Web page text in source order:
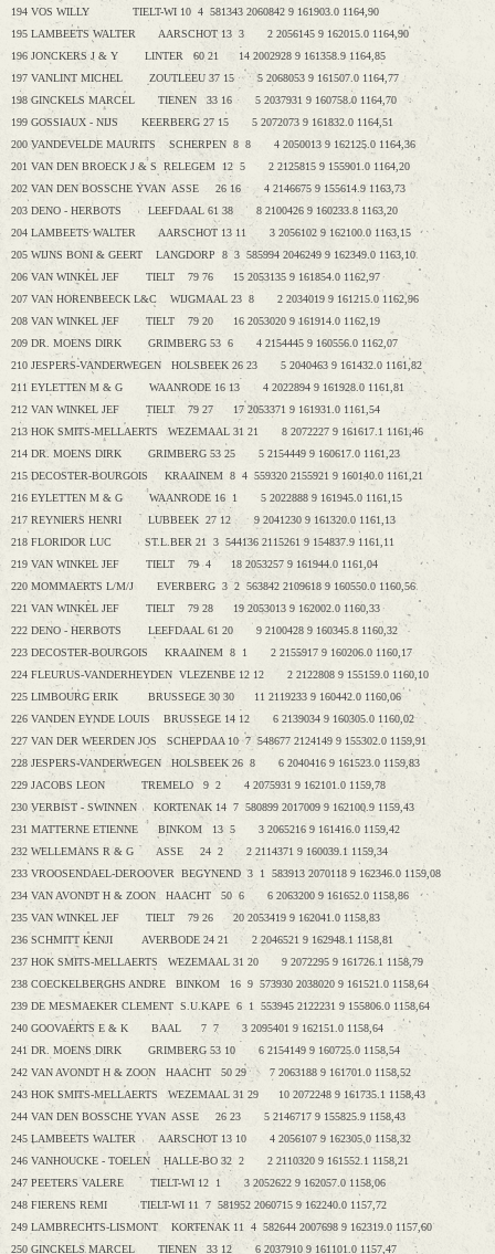
194 VOS WILLY TIELT-WI 10 4 581343 2060842 9 161903.0 1164,90
195 LAMBEETS WALTER AARSCHOT 13 3 2 2056145 9 162015.0 1164,90
196 JONCKERS J & Y LINTER 60 21 14 2002928 9 161358.9 1164,85
197 VANLINT MICHEL ZOUTLEEU 37 15 5 2068053 9 161507.0 1164,77
198 GINCKELS MARCEL TIENEN 33 16 5 2037931 9 160758.0 1164,70
199 GOSSIAUX - NIJS KEERBERG 27 15 5 2072073 9 161832.0 1164,51
200 VANDEVELDE MAURITS SCHERPEN 8 8 4 2050013 9 162125.0 1164,36
201 VAN DEN BROECK J & S RELEGEM 12 5 2 2125815 9 155901.0 1164,20
202 VAN DEN BOSSCHE YVAN ASSE 26 16 4 2146675 9 155614.9 1163,73
203 DENO - HERBOTS LEEFDAAL 61 38 8 2100426 9 160233.8 1163,20
204 LAMBEETS WALTER AARSCHOT 13 11 3 2056102 9 162100.0 1163,15
205 WIJNS BONI & GEERT LANGDORP 8 3 585994 2046249 9 162349.0 1163,10
206 VAN WINKEL JEF TIELT 79 76 15 2053135 9 161854.0 1162,97
207 VAN HORENBEECK L&C WIJGMAAL 23 8 2 2034019 9 161215.0 1162,96
208 VAN WINKEL JEF TIELT 79 20 16 2053020 9 161914.0 1162,19
209 DR. MOENS DIRK GRIMBERG 53 6 4 2154445 9 160556.0 1162,07
210 JESPERS-VANDERWEGEN HOLSBEEK 26 23 5 2040463 9 161432.0 1161,82
211 EYLETTEN M & G WAANRODE 16 13 4 2022894 9 161928.0 1161,81
212 VAN WINKEL JEF TIELT 79 27 17 2053371 9 161931.0 1161,54
213 HOK SMITS-MELLAERTS WEZEMAAL 31 21 8 2072227 9 161617.1 1161,46
214 DR. MOENS DIRK GRIMBERG 53 25 5 2154449 9 160617.0 1161,23
215 DECOSTER-BOURGOIS KRAAINEM 8 4 559320 2155921 9 160140.0 1161,21
216 EYLETTEN M & G WAANRODE 16 1 5 2022888 9 161945.0 1161,15
217 REYNIERS HENRI LUBBEEK 27 12 9 2041230 9 161320.0 1161,13
218 FLORIDOR LUC ST.L.BER 21 3 544136 2115261 9 154837.9 1161,11
219 VAN WINKEL JEF TIELT 79 4 18 2053257 9 161944.0 1161,04
220 MOMMAERTS L/M/J EVERBERG 3 2 563842 2109618 9 160550.0 1160,56
221 VAN WINKEL JEF TIELT 79 28 19 2053013 9 162002.0 1160,33
222 DENO - HERBOTS LEEFDAAL 61 20 9 2100428 9 160345.8 1160,32
223 DECOSTER-BOURGOIS KRAAINEM 8 1 2 2155917 9 160206.0 1160,17
224 FLEURUS-VANDERHEYDEN VLEZENBE 12 12 2 2122808 9 155159.0 1160,10
225 LIMBOURG ERIK BRUSSEGE 30 30 11 2119233 9 160442.0 1160,06
226 VANDEN EYNDE LOUIS BRUSSEGE 14 12 6 2139034 9 160305.0 1160,02
227 VAN DER WEERDEN JOS SCHEPDAA 10 7 548677 2124149 9 155302.0 1159,91
228 JESPERS-VANDERWEGEN HOLSBEEK 26 8 6 2040416 9 161523.0 1159,83
229 JACOBS LEON TREMELO 9 2 4 2075931 9 162101.0 1159,78
230 VERBIST - SWINNEN KORTENAK 14 7 580899 2017009 9 162100.9 1159,43
231 MATTERNE ETIENNE BINKOM 13 5 3 2065216 9 161416.0 1159,42
232 WELLEMANS R & G ASSE 24 2 2 2114371 9 160039.1 1159,34
233 VROOSENDAEL-DEROOVER BEGYNEND 3 1 583913 2070118 9 162346.0 1159,08
234 VAN AVONDT H & ZOON HAACHT 50 6 6 2063200 9 161652.0 1158,86
235 VAN WINKEL JEF TIELT 79 26 20 2053419 9 162041.0 1158,83
236 SCHMITT KENJI AVERBODE 24 21 2 2046521 9 162948.1 1158,81
237 HOK SMITS-MELLAERTS WEZEMAAL 31 20 9 2072295 9 161726.1 1158,79
238 COECKELBERGHS ANDRE BINKOM 16 9 573930 2038020 9 161521.0 1158,64
239 DE MESMAEKER CLEMENT S.U.KAPE 6 1 553945 2122231 9 155806.0 1158,64
240 GOOVAERTS E & K BAAL 7 7 3 2095401 9 162151.0 1158,64
241 DR. MOENS DIRK GRIMBERG 53 10 6 2154149 9 160725.0 1158,54
242 VAN AVONDT H & ZOON HAACHT 50 29 7 2063188 9 161701.0 1158,52
243 HOK SMITS-MELLAERTS WEZEMAAL 31 29 10 2072248 9 161735.1 1158,43
244 VAN DEN BOSSCHE YVAN ASSE 26 23 5 2146717 9 155825.9 1158,43
245 LAMBEETS WALTER AARSCHOT 13 10 4 2056107 9 162305.0 1158,32
246 VANHOUCKE - TOELEN HALLE-BO 32 2 2 2110320 9 161552.1 1158,21
247 PEETERS VALERE TIELT-WI 12 1 3 2052622 9 162057.0 1158,06
248 FIERENS REMI TIELT-WI 11 7 581952 2060715 9 162240.0 1157,72
249 LAMBRECHTS-LISMONT KORTENAK 11 4 582644 2007698 9 162319.0 1157,60
250 GINCKELS MARCEL TIENEN 33 12 6 2037910 9 161101.0 1157,47